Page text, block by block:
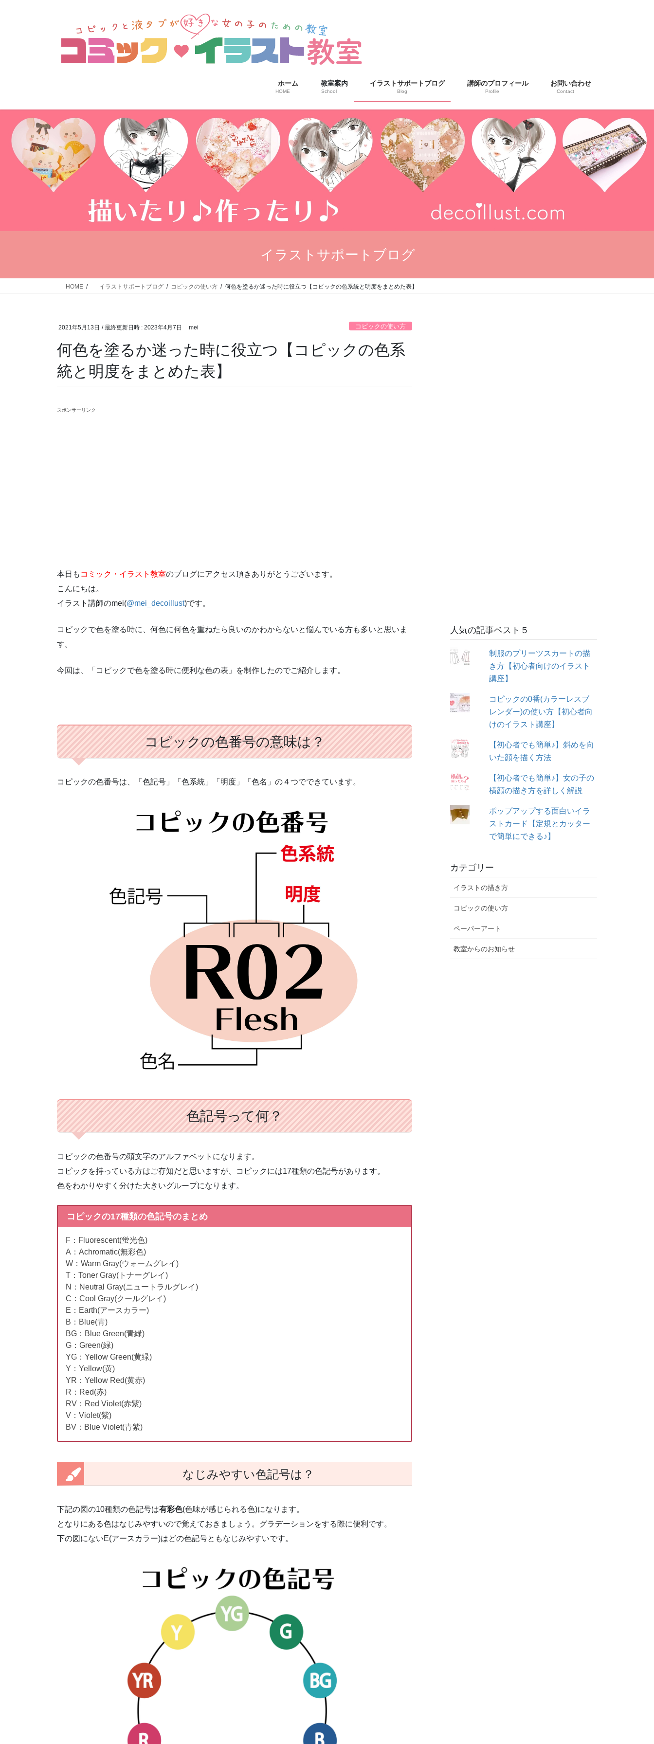
プ
動
ホーム
HOME
教室案内
School
イラストサポートブログ
Blog
講師のプロフィール
Profile
お問い合わせ
Contact
イラストサポートブログ
HOME イラストサポートブログ コピックの使い方 何色を塗るか迷った時に役立つ【コピックの色系統と明度をまとめた表】
2021年5月13日 / 最終更新日時 : 2023年4月7日 mei コピックの使い方
何色を塗るか迷った時に役立つ【コピックの色系
統と明度をまとめた表】
スポンサーリンク
本日も コミック・イラスト教室のブログにアクセス頂きありがとうございます。
こんにちは。
イラスト講師のmei(@mei_decoillust)です。
コピックで色を塗る時に、何色に何色を重ねたら良いのかわからないと悩んでいる方も多いと思いま
す。
今回は、「コピックで色を塗る時に便利な色の表」を制作したのでご紹介します。
コピックの色番号の意味は？
コピックの色番号は、「色記号」「色系統」「明度」「色名」の４つでできています。
色記号って何？
コピックの色番号の頭文字のアルファベットになります。
コピックを持っている方はご存知だと思いますが、コピックには17種類の色記号があります。
色をわかりやすく分けた大きいグループになります。
コピックの17種類の色記号のまとめ
F：Fluorescent(蛍光色)
A：Achromatic(無彩色)
W：Warm Gray(ウォームグレイ)
T：Toner Gray(トナーグレイ)
N：Neutral Gray(ニュートラルグレイ)
C：Cool Gray(クールグレイ)
E：Earth(アースカラー)
B：Blue(青)
BG：Blue Green(青緑)
G：Green(緑)
YG：Yellow Green(黄緑)
Y：Yellow(黄)
YR：Yellow Red(黄赤)
R：Red(赤)
RV：Red Violet(赤紫)
V：Violet(紫)
BV：Blue Violet(青紫)
なじみやすい色記号は？
下記の図の10種類の色記号は有彩色(色味が感じられる色)になります。
となりにある色はなじみやすいので覚えておきましょう。グラデーションをする際に便利です。
下の図にないE(アースカラー)はどの色記号ともなじみやすいです。
人気の記事ベスト５
制服のプリーツスカートの描
き方【初心者向けのイラスト
講座】
コピックの0番(カラーレスブ
レンダー)の使い方【初心者向
けのイラスト講座】
【初心者でも簡単♪】斜めを向
いた顔を描く方法
【初心者でも簡単♪】女の子の
横顔の描き方を詳しく解説
ポップアップする面白いイラ
ストカード【定規とカッター
で簡単にできる♪】
カテゴリー
イラストの描き方
コピックの使い方
ペーパーアート
教室からのお知らせ